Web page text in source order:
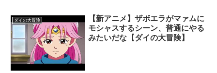
ダイの大冒険
【新アニメ】ザボエラがマァムに
モシャスするシーン、普通にやる
みたいだな【ダイの大冒険】